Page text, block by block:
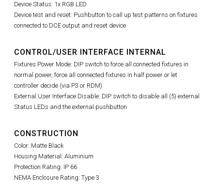
Device Status: 1x RGB LED
Device test and reset: Pushbutton to call up test patterns on fixtures
connected to DCE output and reset device
CONTROL/USER INTERFACE INTERNAL
Fixtures Power Mode: DIP switch to force all connected fixtures in
normal power, force all connected fixtures in half power or let
controller decide (via P3 or RDM)
External User Interface Disable: DIP switch to disable all (5) external
Status LEDs and the external pushbutton
CONSTRUCTION
Color: Matte Black
Housing Material: Aluminium
Protection Rating: IP 66
NEMA Enclosure Rating: Type 3